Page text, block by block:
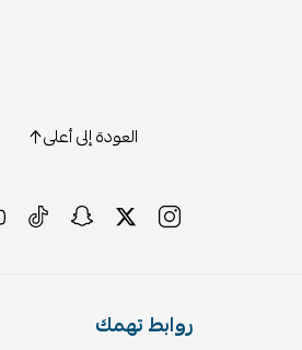
العودة إلى أعلى
روابط تهمك